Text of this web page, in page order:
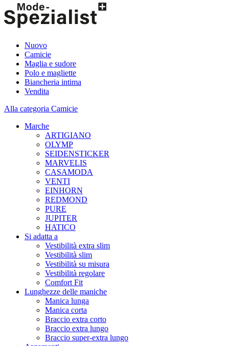
Nuovo
Camicie
Maglia e sudore
Polo e magliette
Biancheria intima
Vendita
Alla categoria Camicie
Marche
ARTIGIANO
OLYMP
SEIDENSTICKER
MARVELIS
CASAMODA
VENTI
EINHORN
REDMOND
PURE
JUPITER
HATICO
Si adatta a
Vestibilità extra slim
Vestibilità slim
Vestibilità su misura
Vestibilità regolare
Comfort Fit
Lunghezze delle maniche
Manica lunga
Manica corta
Braccio extra corto
Braccio extra lungo
Braccio super-extra lungo